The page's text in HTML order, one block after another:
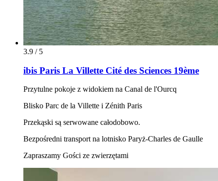
3.9 / 5
ibis Paris La Villette Cité des Sciences 19ème
Przytulne pokoje z widokiem na Canal de l'Ourcq
Blisko Parc de la Villette i Zénith Paris
Przekąski są serwowane całodobowo.
Bezpośredni transport na lotnisko Paryż-Charles de Gaulle
Zapraszamy Gości ze zwierzętami